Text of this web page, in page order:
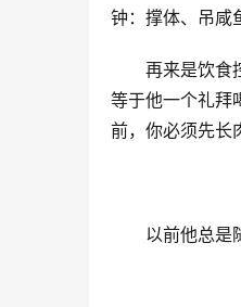
钟：撑体、吊咸
再来是饮食
等于他一个礼拜
前，你必须先长
以前他总是